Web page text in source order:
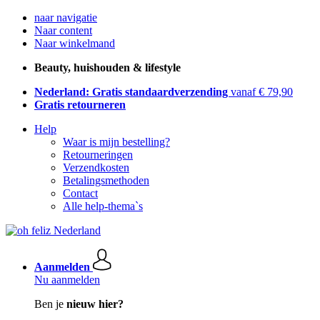
naar navigatie
Naar content
Naar winkelmand
Beauty, huishouden & lifestyle
Nederland: Gratis standaardverzending vanaf € 79,90
Gratis retourneren
Help
Waar is mijn bestelling?
Retourneringen
Verzendkosten
Betalingsmethoden
Contact
Alle help-thema`s
Aanmelden
Nu aanmelden
Ben je nieuw hier?